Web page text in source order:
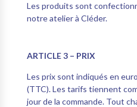
Les produits sont
notre atelier à Cléder.
ARTICLE 3 – PRIX
Les prix sont indiqués en
(TTC). Les tarifs tiennent
jour de la commande. Tout